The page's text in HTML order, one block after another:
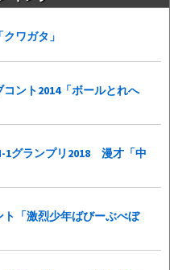
ワガタ」
ント2014「ボールとれへ
1グランプリ2018 漫才「中
「激烈少年ばびーぶべぼ